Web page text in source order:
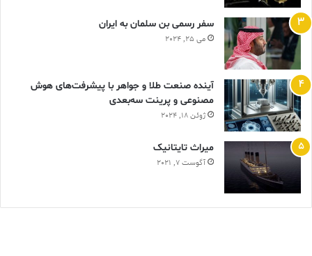
سفر رسمی بن سلمان به ایران
می 25, 2024
آینده صنعت طلا و جواهر با پیشرفت‌های هوش
مصنوعی و پرینت سه‌بعدی
ژوئن 18, 2024
ميراث تايتانيک
آگوست 7, 2021